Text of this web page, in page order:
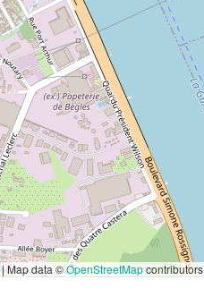
|Map data ©OpenStreetMapcontributors